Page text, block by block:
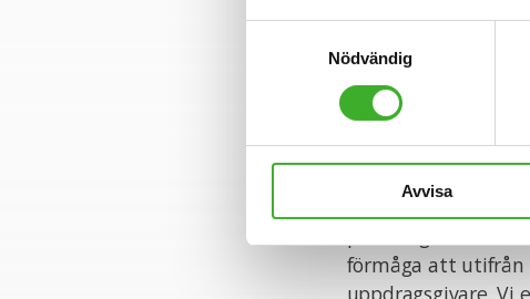
Nödvändig
Avvisa
E-mail me
SJR är ett av
förmåga att
uppdragsgivare. Vi